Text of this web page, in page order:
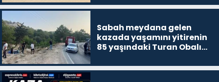
Sabah meydana gelen
kazada yaşamını yitirenin
85 yaşındaki Turan Obalı